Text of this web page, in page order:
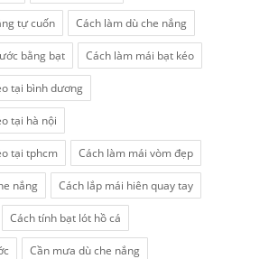
tự cuốn Cách làm dù che nắng
bằng bạt Cách làm mái bạt kéo
tại bình dương
tại hà nội
tại tphcm Cách làm mái vòm đẹp
nắng Cách lắp mái hiên quay tay
Cách tính bạt lót hồ cá
Cần mưa dù che nắng